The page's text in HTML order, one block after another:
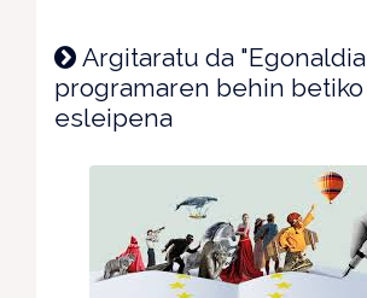
Argitaratu da
programaren behin betiko
esleipena